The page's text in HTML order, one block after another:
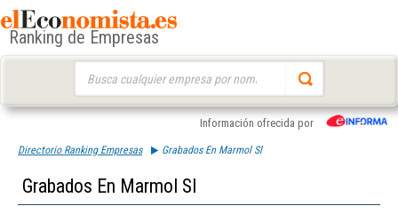
Ranking de Empresas
Información ofrecida por
Directorio Ranking Empresas Grabados En Marmol Sl
Grabados En Marmol Sl